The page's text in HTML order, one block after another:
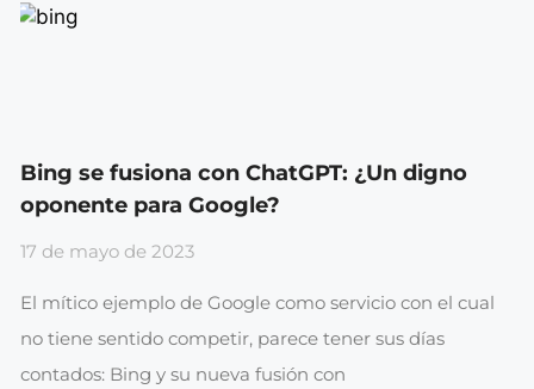
Bing se fusiona con ChatGPT: ¿Un digno
oponente para Google?
17 de mayo de 2023
El mítico ejemplo de Google como servicio con el cual
no tiene sentido competir, parece tener sus días
contados: Bing y su nueva fusión con